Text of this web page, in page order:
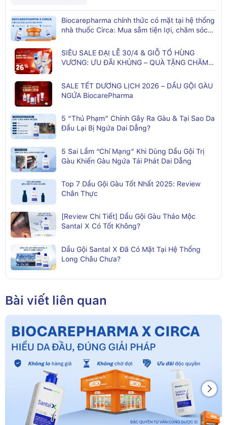
Biocarepharma chính thức có mặt tại hệ thống
nhà thuốc Circa: Mua sắm tiện lợi, chăm sóc
SIÊU SALE ĐẠI LỄ 30/4 & GIỖ TỔ HÙNG
VƯƠNG: ƯU ĐÃI KHỦNG – QUÀ TẶNG CHĂM
SALE TẾT DƯƠNG LỊCH 2026 – DẦU GỘI GÀU
NGỨA BiocarePharma
5 “Thủ Phạm” Chính Gây Ra Gàu & Tại Sao Da
Đầu Lại Bị Ngứa Dai Dẳng?
5 Sai Lầm “Chí Mạng” Khi Dùng Dầu Gội Trị
Gàu Khiến Gàu Ngứa Tái Phát Dai Dẳng
Top 7 Dầu Gội Gàu Tốt Nhất 2025: Review
Chân Thực
[Review Chi Tiết] Dầu Gội Gàu Thảo Mộc
Santal X Có Tốt Không?
Dầu Gội Santal X Đã Có Mặt Tại Hệ Thống
Long Châu Chưa?
Bài viết liên quan